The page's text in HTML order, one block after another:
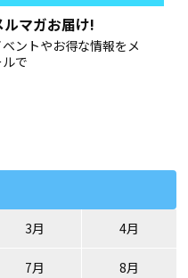
ルマガお届け!
ベントやお得な情報をメ
ルで
3月 4月
7月 8月